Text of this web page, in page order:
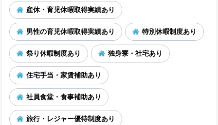
産休・育児休暇取得実績あり
男性の育児休暇取得実績あり 特別休暇制度あり
祭り休暇制度あり 独身寮・社宅あり
住宅手当・家賃補助あり
社員食堂・食事補助あり
旅行・レジャー優待制度あり